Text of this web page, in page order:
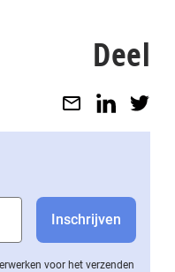
Deel
voor het verzenden